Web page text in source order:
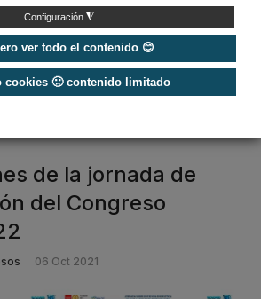
Configuración ◮
ver todo el contenido 😊
cookies 🙁 contenido limitado
del Amperio (Episodio 3)
de la jornada de
del Congreso
06 Oct 2021